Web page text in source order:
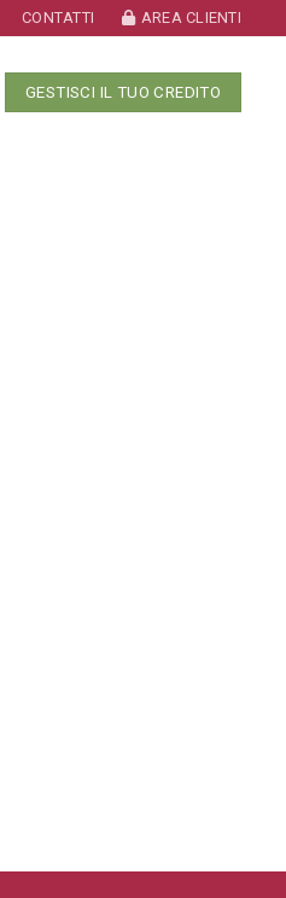
CONTATTI AREA CLIENTI
GESTISCI IL TUO CREDITO